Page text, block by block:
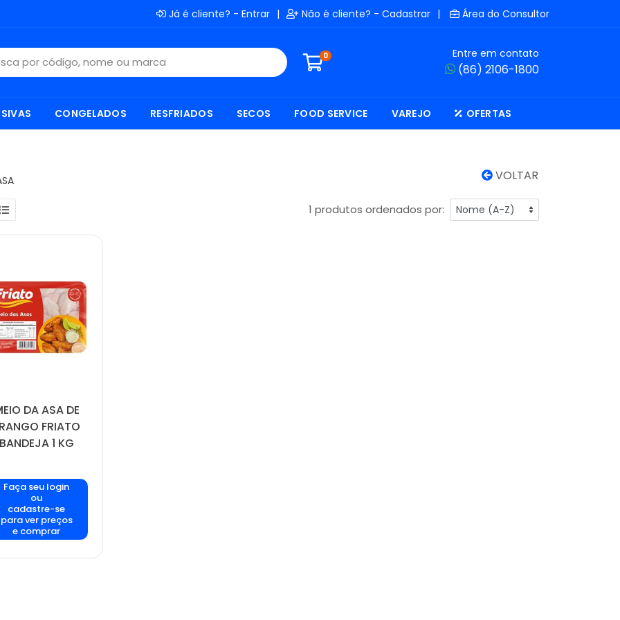
Já é cliente? - Entrar | Não é cliente? - Cadastrar | Área do Consultor
0 Entre em contato
(86) 2106-1800
CONGELADOS RESFRIADOS SECOS FOOD SERVICE VAREJO OFERTAS
VOLTAR
1 produtos ordenados por:
DA ASA DE
FRIATO
1 KG
Faça seu login
ou
cadastre-se
para ver preços
e comprar